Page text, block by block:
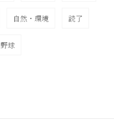
自然・環境 読了
野球